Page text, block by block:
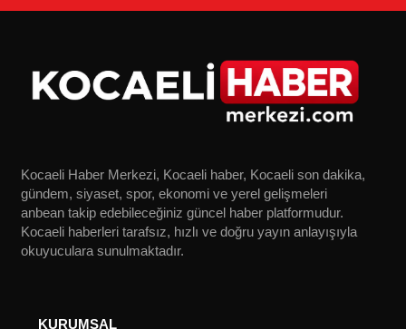
Kocaeli Haber Merkezi, Kocaeli haber, Kocaeli son dakika,
gündem, siyaset, spor, ekonomi ve yerel gelişmeleri
anbean takip edebileceğiniz güncel haber platformudur.
Kocaeli haberleri tarafsız, hızlı ve doğru yayın anlayışıyla
okuyuculara sunulmaktadır.
KURUMSAL